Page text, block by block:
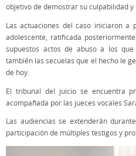
objetivo de demostrar su culpabilidad
Las actuaciones del caso iniciaron
adolescente, ratificada
supuestos actos de abuso a los
también las secuelas que el hecho le
de hoy.
El tribunal del juicio se encuentra
acompañada por las jueces vocales
Las audiencias se extenderán
participación de múltiples testigos y